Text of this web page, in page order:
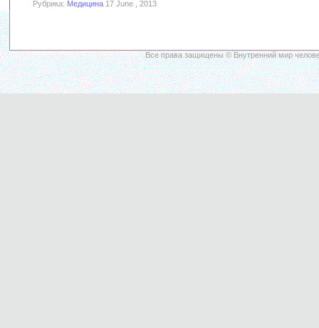
Рубрика: Медицина 17 June , 2013
Все права защищены © Внутренний мир